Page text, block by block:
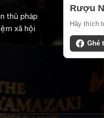
thủ pháp
xã hội
Rượu
Hãy thích
Ghé